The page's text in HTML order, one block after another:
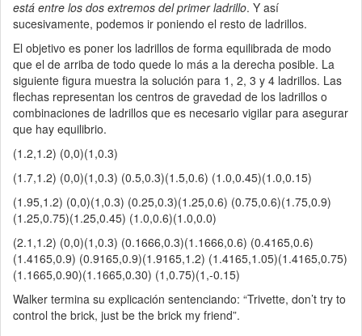
está entre los dos extremos del primer ladrillo. Y así
sucesivamente, podemos ir poniendo el resto de ladrillos.
El objetivo es poner los ladrillos de forma equilibrada de modo
que el de arriba de todo quede lo más a la derecha posible. La
siguiente figura muestra la solución para 1, 2, 3 y 4 ladrillos. Las
flechas representan los centros de gravedad de los ladrillos o
combinaciones de ladrillos que es necesario vigilar para asegurar
que hay equilibrio.
(1.2,1.2) (0,0)(1,0.3)
(1.7,1.2) (0,0)(1,0.3) (0.5,0.3)(1.5,0.6) (1.0,0.45)(1.0,0.15)
(1.95,1.2) (0,0)(1,0.3) (0.25,0.3)(1.25,0.6) (0.75,0.6)(1.75,0.9)
(1.25,0.75)(1.25,0.45) (1.0,0.6)(1.0,0.0)
(2.1,1.2) (0,0)(1,0.3) (0.1666,0.3)(1.1666,0.6) (0.4165,0.6)
(1.4165,0.9) (0.9165,0.9)(1.9165,1.2) (1.4165,1.05)(1.4165,0.75)
(1.1665,0.90)(1.1665,0.30) (1,0.75)(1,-0.15)
Walker termina su explicación sentenciando: “Trivette, don’t try to
control the brick, just be the brick my friend”.